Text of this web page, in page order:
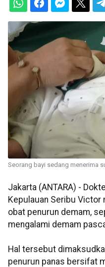
Seorang bayi sedang menerima
Jakarta (ANTARA) -
Kepulauan Seribu Victor
obat penurun demam,
mengalami demam
Hal tersebut
penurun panas bersifat